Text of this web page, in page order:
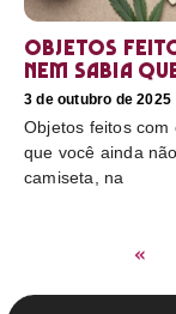
Objetos
nem sabia
3 de outubro de 2025
Objetos feitos
que você ainda
camiseta, na
«